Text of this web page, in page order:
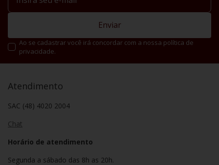
Enviar
Ao se cadastrar você irá concordar com a nossa política de
privacidade.
Atendimento
SAC (48) 4020 2004
Chat
Horário de atendimento
Segunda a sábado das 8h as 20h.